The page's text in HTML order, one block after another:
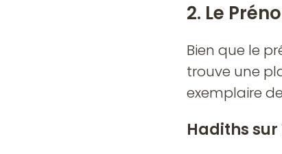
2. Le
Bien que le
trouve une
exemplaire de
Hadiths